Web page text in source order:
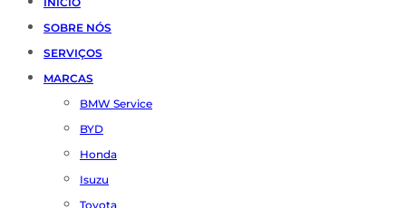
SOBRE NÓS
SERVIÇOS
MARCAS
BMW Service
BYD
Honda
Isuzu
Toyota